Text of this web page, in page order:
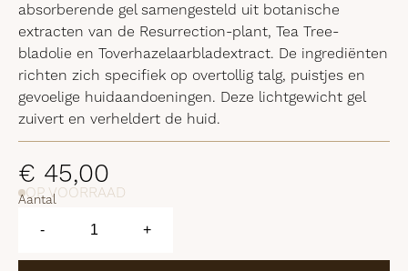
€ 45,00
absorberende gel samengesteld uit botanische
extracten van de Resurrection-plant, Tea Tree-
bladolie en Toverhazelaarbladextract. De ingrediënten
richten zich specifiek op overtollig talg, puistjes en
gevoelige huidaandoeningen. Deze lichtgewicht gel
zuivert en verheldert de huid.
OP VOORRAAD
Aantal
-
Skin
Gel
+